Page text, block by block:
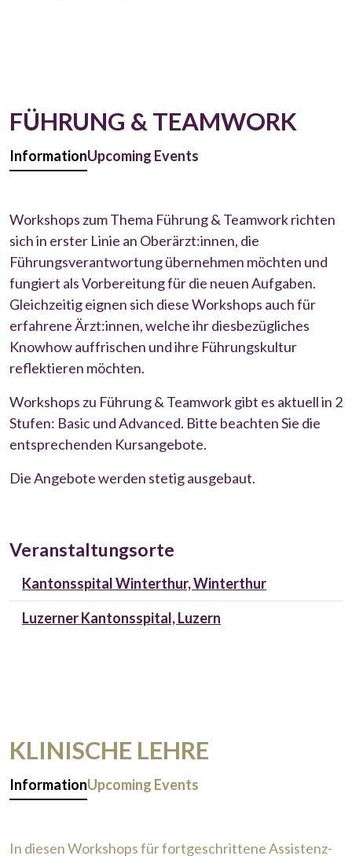
FÜHRUNG & TEAMWORK
InformationUpcoming Events
Workshops zum Thema Führung & Teamwork richten
sich in erster Linie an Oberärzt:innen, die
Führungsverantwortung übernehmen möchten und
fungiert als Vorbereitung für die neuen Aufgaben.
Gleichzeitig eignen sich diese Workshops auch für
erfahrene Ärzt:innen, welche ihr diesbezügliches
Knowhow auffrischen und ihre Führungskultur
reflektieren möchten.
Workshops zu Führung & Teamwork gibt es aktuell in 2
Stufen: Basic und Advanced. Bitte beachten Sie die
entsprechenden Kursangebote.
Die Angebote werden stetig ausgebaut.
Veranstaltungsorte
Kantonsspital Winterthur, Winterthur
Luzerner Kantonsspital, Luzern
KLINISCHE LEHRE
InformationUpcoming Events
In diesen Workshops für fortgeschrittene Assistenz-